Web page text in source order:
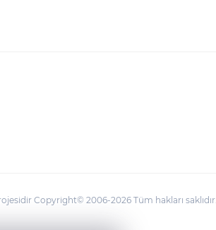
Copyright© 2006-2026 Tüm hakları saklıdır.